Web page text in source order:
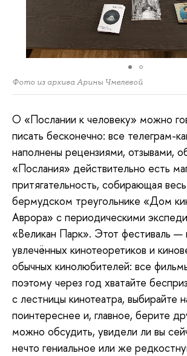
Фото из архива Арины Чмелевой
О «Послании к человеку» можно
писать бесконечно: все телеграм-
наполнены рецензиями, отзывами,
«Послания» действительно есть
притягательность, собирающая
бермудском треугольнике «Дом
Аврора» с периодическими
«Великан Парк». Этот фестиваль —
увлечённых кинотеоретиков и
обычных кинолюбителей: все
поэтому через год хватайте
с лестницы кинотеатра, выбирайте
поинтереснее и, главное, берите
можно обсудить, увидели ли вы
нечто гениальное или же